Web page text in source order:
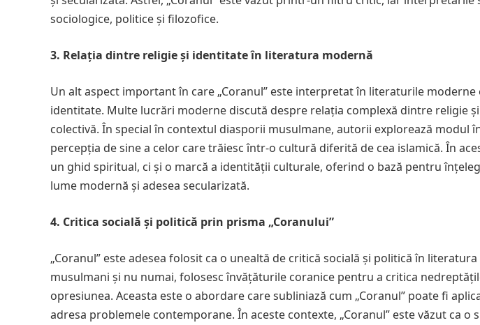
sociologice, politice și filozofice.
3. Relația dintre religie și identitate în literatura modernă
Un alt aspect important în care „Coranul” este interpretat în literaturile
identitate. Multe lucrări moderne discută despre relația complexă dintre religie
colectivă. În special în contextul diasporii musulmane, autorii explorează modul
percepția de sine a celor care trăiesc într-o cultură diferită de cea islamică. În
un ghid spiritual, ci și o marcă a identității culturale, oferind o bază pentru
lume modernă și adesea secularizată.
4. Critica socială și politică prin prisma „Coranului”
„Coranul” este adesea folosit ca o unealtă de critică socială și politică în
musulmani și nu numai, folosesc învățăturile coranice pentru a critica
opresiunea. Aceasta este o abordare care subliniază cum „Coranul” poate fi
adresa problemele contemporane. În aceste contexte, „Coranul” este văzut ca